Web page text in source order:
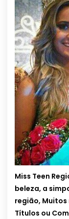
Miss Teen
beleza, a
região,
Títulos ou